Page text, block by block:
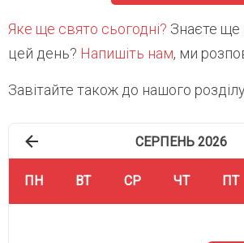
Яке ще свято сьогодні? Знаєте ще
цей день? Напишіть нам, ми
Завітайте також до нашого
СЕРПЕНЬ 2026
ПН ВТ СР ЧТ ПТ